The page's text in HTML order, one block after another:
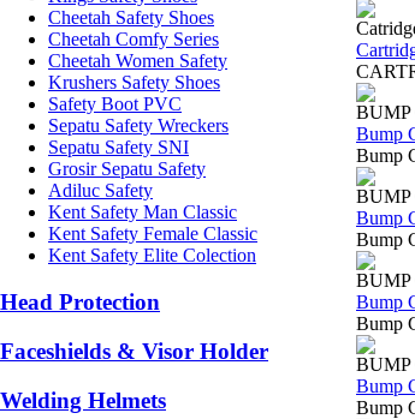
Cheetah Safety Shoes
Cheetah Comfy Series
Cheetah Women Safety
Krushers Safety Shoes
Safety Boot PVC
Sepatu Safety Wreckers
Sepatu Safety SNI
Grosir Sepatu Safety
Adiluc Safety
Kent Safety Man Classic
Kent Safety Female Classic
Kent Safety Elite Colection
Head Protection
Faceshields & Visor Holder
Welding Helmets
BUMP
Bump
Bump
BUMP
Bump
Bump
BUMP
Bump
Bump
BUMP
Bump
Bump